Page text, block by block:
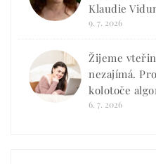
Klaudie
9. 7. 2026
Žijeme
nezajímá.
kolotoče
6. 7. 2026